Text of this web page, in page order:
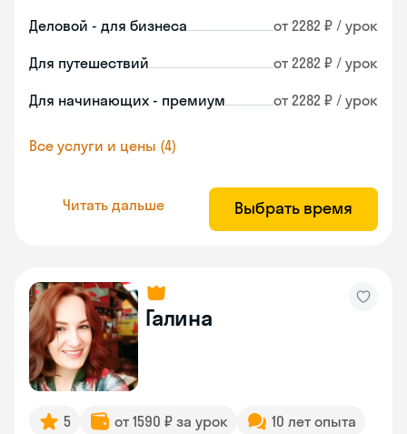
Деловой - для бизнеса от 2282 ₽ / урок
Для путешествий от 2282 ₽ / урок
Для начинающих - премиум от 2282 ₽ / урок
Все услуги и цены (4)
Читать дальше Выбрать время
Галина
5 от 1590 ₽ за урок
10 лет опыта